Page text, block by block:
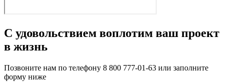
С удовольствием воплотим ваш проект
в жизнь
Позвоните нам по телефону 8 800 777-01-63 или заполните
форму ниже